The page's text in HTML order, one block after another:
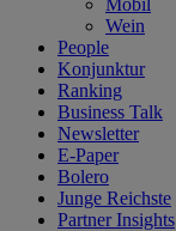
Wein
People
Konjunktur
Ranking
Business Talk
Newsletter
E-Paper
Bolero
Junge Reichste
Partner Insights